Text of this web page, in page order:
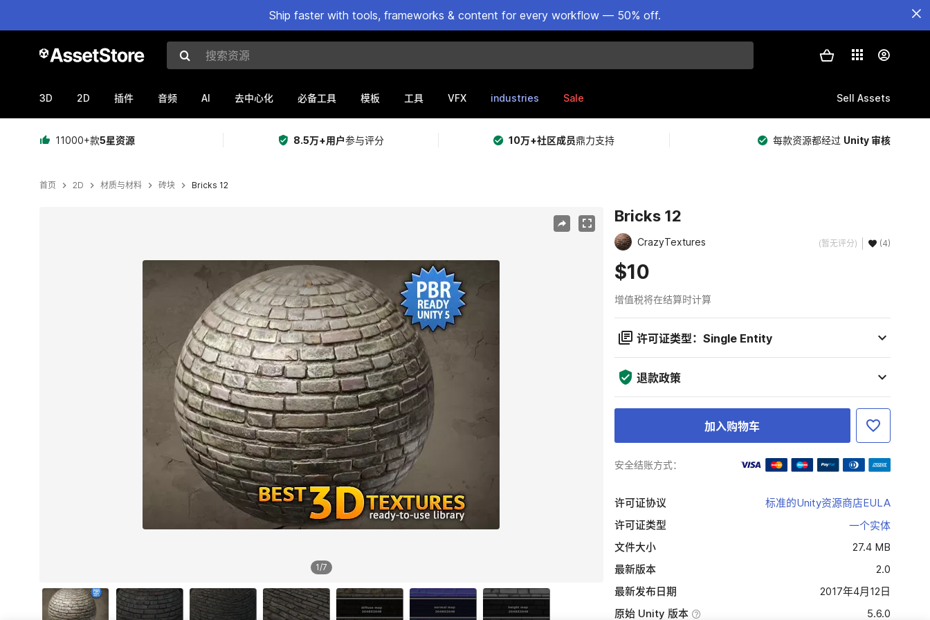
Ship faster with tools, frameworks & content for every workflow — 50% off.
搜索资源
3D 2D 插件 音频 AI 去中心化 必备工具 模板 工具 VFX industries Sale Sell Assets
11000+款5星资源 8.5万+用户参与评分 10万+社区成员鼎力支持 每款资源都经过 Unity 审核
首页 2D 材质与材料 砖块 Bricks 12
1/7
Bricks 12
CrazyTextures (暂无评分) (4)
$10
增值税将在结算时计算
许可证类型：Single Entity
退款政策
加入购物车
安全结账方式：
许可证协议
标准的Unity资源商店EULA
许可证类型
一个实体
文件大小
27.4 MB
最新版本
2.0
最新发布日期
2017年4月12日
原始 Unity 版本
5.6.0